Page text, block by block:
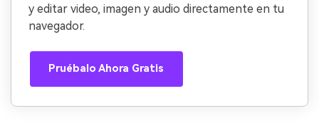
y editar video, imagen y audio directamente en tu
navegador.
Pruébalo Ahora Gratis